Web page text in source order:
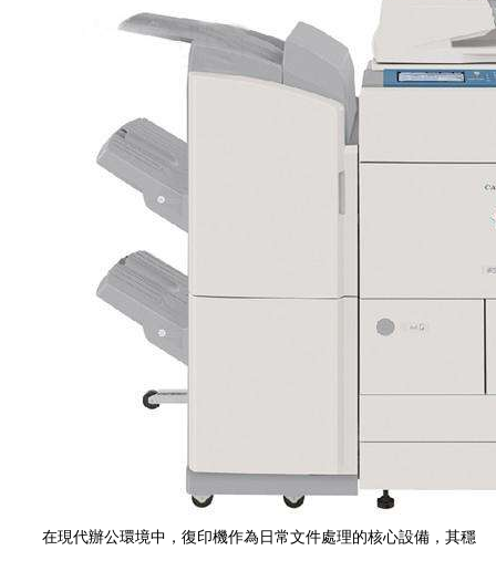
在現代辦公環境中，復印機作為日常文件處理的核心設備，其穩